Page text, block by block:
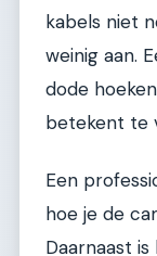
kabels niet
weinig aan.
dode
betekent te
Een
hoe je de
Daarnaast